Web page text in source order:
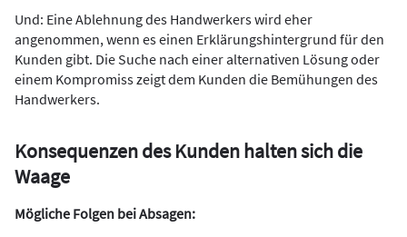
Und: Eine Ablehnung des Handwerkers wird eher
angenommen, wenn es einen Erklärungshintergrund für den
Kunden gibt. Die Suche nach einer alternativen Lösung oder
einem Kompromiss zeigt dem Kunden die Bemühungen des
Handwerkers.
Konsequenzen des Kunden halten sich die
Waage
Mögliche Folgen bei Absagen: